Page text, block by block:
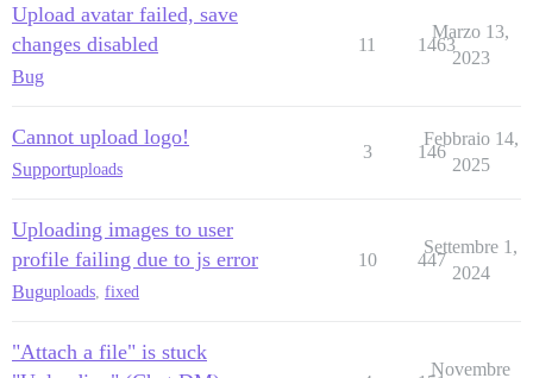
Upload avatar failed, save
changes disabled
Bug
11 1463
Marzo 13,
2023
Cannot upload logo!
Supportuploads
3 146
Febbraio 14,
2025
Uploading images to user
profile failing due to js error
Buguploads, fixed
10 447
Settembre 1,
2024
"Attach a file" is stuck
Novembre